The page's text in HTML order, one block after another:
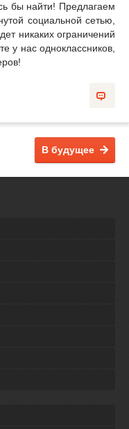
бы найти! Предлагаем
социальной сетью,
никаких ограничений
у нас одноклассников,
В будущее